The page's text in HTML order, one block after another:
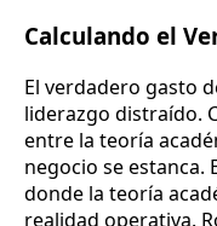
Calculando el
El verdadero gasto
liderazgo distraído.
entre la teoría
negocio se estanca.
donde la teoría
realidad operativa.